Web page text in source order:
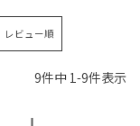
レビュー順
9件中 1 -9件表示